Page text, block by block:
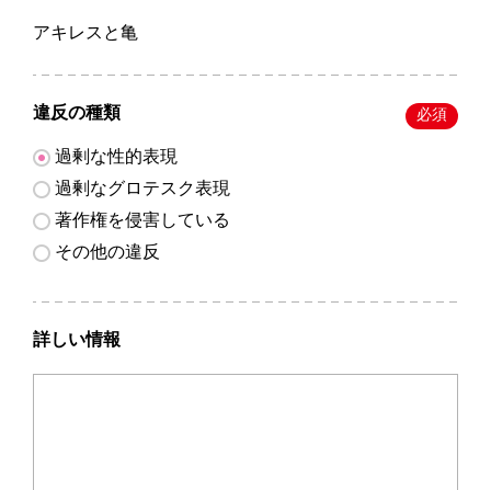
アキレスと亀
違反の種類 必須
過剰な性的表現
過剰なグロテスク表現
著作権を侵害している
その他の違反
詳しい情報